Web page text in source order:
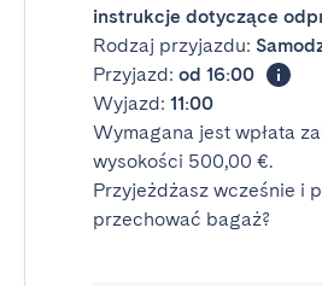
instrukcje dotyczące
Rodzaj przyjazdu:
Przyjazd: od 16:00
Wyjazd: 11:00
Wymagana jest wpłata
wysokości 500,00 €.
Przyjeżdżasz wcześnie i
przechować bagaż?